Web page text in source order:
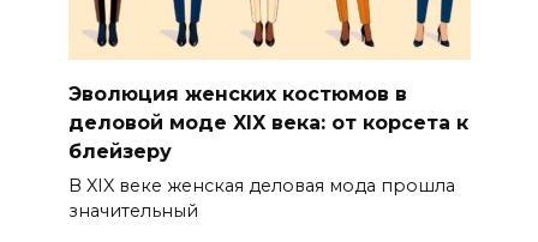
Эволюция женских костюмов в
деловой моде XIX века: от корсета к
блейзеру
В XIX веке женская деловая мода прошла
значительный